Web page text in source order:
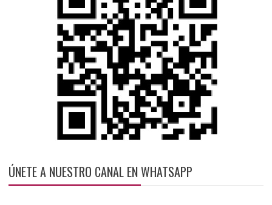
ÚNETE A NUESTRO CANAL EN WHATSAPP